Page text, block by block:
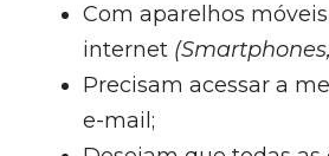
Com aparelhos
internet
Precisam acessar a
e-mail;